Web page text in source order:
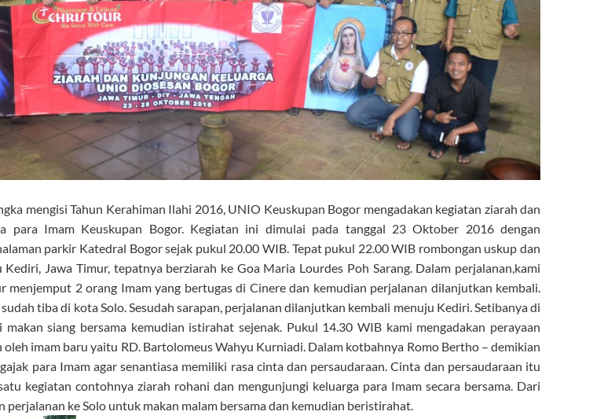
mengisi Tahun Kerahiman Ilahi 2016, UNIO Keuskupan Bogor mengadakan kegiatan ziarah dan
para Imam Keuskupan Bogor. Kegiatan ini dimulai pada tanggal 23 Oktober 2016 dengan
parkir Katedral Bogor sejak pukul 20.00 WIB. Tepat pukul 22.00 WIB rombongan uskup dan
Jawa Timur, tepatnya berziarah ke Goa Maria Lourdes Poh Sarang. Dalam perjalanan,kami
menjemput 2 orang Imam yang bertugas di Cinere dan kemudian perjalanan dilanjutkan kembali.
tiba di kota Solo. Sesudah sarapan, perjalanan dilanjutkan kembali menuju Kediri. Setibanya di
siang bersama kemudian istirahat sejenak. Pukul 14.30 WIB kami mengadakan perayaan
oleh imam baru yaitu RD. Bartolomeus Wahyu Kurniadi. Dalam kotbahnya Romo Bertho – demikian
para Imam agar senantiasa memiliki rasa cinta dan persaudaraan. Cinta dan persaudaraan itu
kegiatan contohnya ziarah rohani dan mengunjungi keluarga para Imam secara bersama. Dari
perjalanan ke Solo untuk makan malam bersama dan kemudian beristirahat.